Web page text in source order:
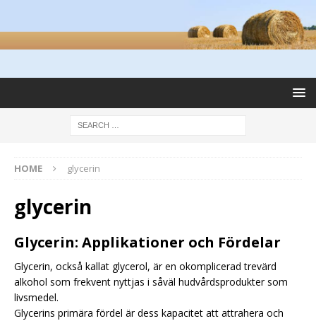
HOME glycerin
glycerin
Glycerin: Applikationer och Fördelar
Glycerin, också kallat glycerol, är en okomplicerad trevärd
alkohol som frekvent nyttjas i såväl hudvårdsprodukter som
livsmedel.
Glycerins primära fördel är dess kapacitet att attrahera och